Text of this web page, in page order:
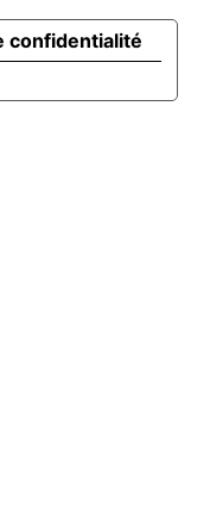
confidentialité